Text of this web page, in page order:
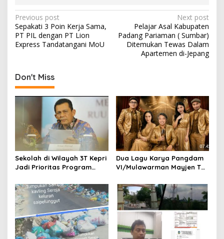
P
o
s
n
a
v
g
a
t
i
o
n
Previous post
Sepakati 3 Poin Kerja Sama,
PT PIL dengan PT Lion
Express Tandatangani MoU
Next post
Pelajar Asal Kabupaten
Padang Pariaman ( Sumbar)
Ditemukan Tewas Dalam
Apartemen di-Jepang
Don't Miss
Sekolah di Wilayah 3T Kepri
Jadi Prioritas Program
2026
Dua Lagu Karya Pangdam
VI/Mulawarman Mayjen TNI
Singing Competition HUT
Ke-81 RI